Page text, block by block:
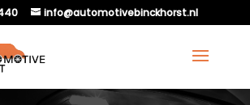
info@automotivebinckhorst.nl